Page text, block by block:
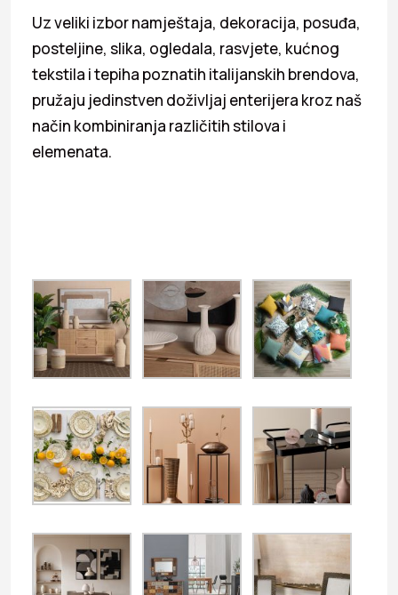
Uz veliki izbor namještaja, dekoracija, posuđa,
posteljine, slika, ogledala, rasvjete, kućnog
tekstila i tepiha poznatih italijanskih brendova,
pružaju jedinstven doživljaj enterijera kroz naš
način kombiniranja različitih stilova i
elemenata.